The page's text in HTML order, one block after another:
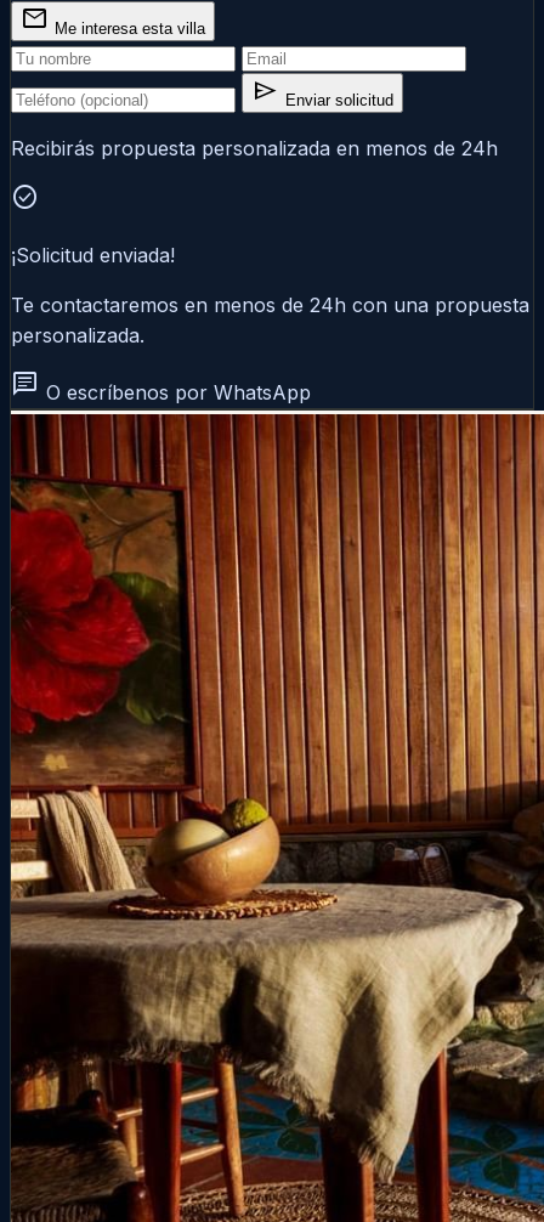
mail Me interesa esta villa
send Enviar solicitud
Recibirás propuesta personalizada en menos de 24h
check_circle
¡Solicitud enviada!
Te contactaremos en menos de 24h con una propuesta
personalizada.
chat O escríbenos por WhatsApp